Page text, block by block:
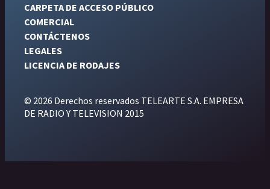
CARPETA DE ACCESO PÚBLICO
COMERCIAL
CONTÁCTENOS
LEGALES
LICENCIA DE RODAJES
© 2026 Derechos reservados TELEARTE S.A. EMPRESA
DE RADIO Y TELEVISION 2015